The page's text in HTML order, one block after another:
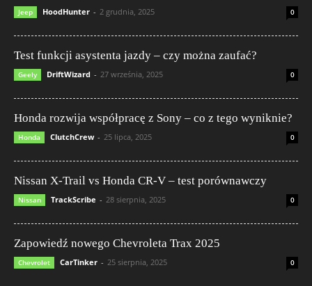
Jeep HoodHunter - 2 grudnia, 2025 0
Test funkcji asystenta jazdy – czy można zaufać?
Geely DriftWizard - 27 września, 2025 0
Honda rozwija współpracę z Sony – co z tego wyniknie?
Honda ClutchCrew - 25 lipca, 2025 0
Nissan X-Trail vs Honda CR-V – test porównawczy
Nissan TrackScribe - 28 sierpnia, 2025 0
Zapowiedź nowego Chevroleta Trax 2025
Chevrolet CarTinker - 25 sierpnia, 2025 0